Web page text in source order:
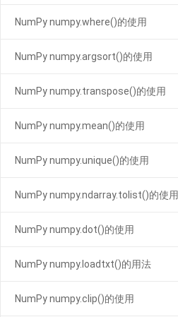
NumPy numpy.where()的使用
NumPy numpy.argsort()的使用
NumPy numpy.transpose()的使用
NumPy numpy.mean()的使用
NumPy numpy.unique()的使用
NumPy numpy.ndarray.tolist()的使用
NumPy numpy.dot()的使用
NumPy numpy.loadtxt()的用法
NumPy numpy.clip()的使用